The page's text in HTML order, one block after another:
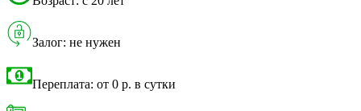
Залог: не нужен
Переплата: от 0 р. в сутки